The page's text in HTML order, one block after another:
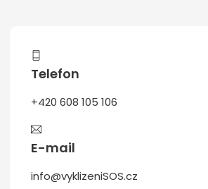
Telefon
+420 608 105 106
E-mail
info@vyklizeniSOS.cz